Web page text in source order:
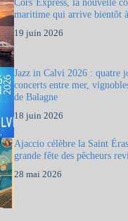
maritime qui arrive bientôt
19 juin 2026
Jazz in Calvi 2026 : quatre
concerts entre mer,
de Balagne
18 juin 2026
Ajaccio célèbre la Saint
grande fête des pêcheurs
28 mai 2026